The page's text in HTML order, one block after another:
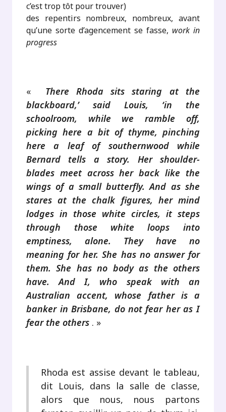
c’est trop tôt pour trouver)
des repentirs nombreux, nombreux, avant
qu’une sorte d’agencement se fasse, work in
progress
«
There Rhoda sits staring at the
blackboard,’ said Louis, ‘in the
schoolroom, while we ramble off,
picking here a bit of thyme, pinching
here a leaf of southernwood while
Bernard tells a story. Her shoulder-
blades meet across her back like the
wings of a small butterfly. And as she
stares at the chalk figures, her mind
lodges in those white circles, it steps
through those white loops into
emptiness, alone. They have no
meaning for her. She has no answer for
them. She has no body as the others
have. And I, who speak with an
Australian accent, whose father is a
banker in Brisbane, do not fear her as I
fear the others . »
Rhoda est assise devant le tableau,
dit Louis, dans la salle de classe,
alors que nous, nous partons